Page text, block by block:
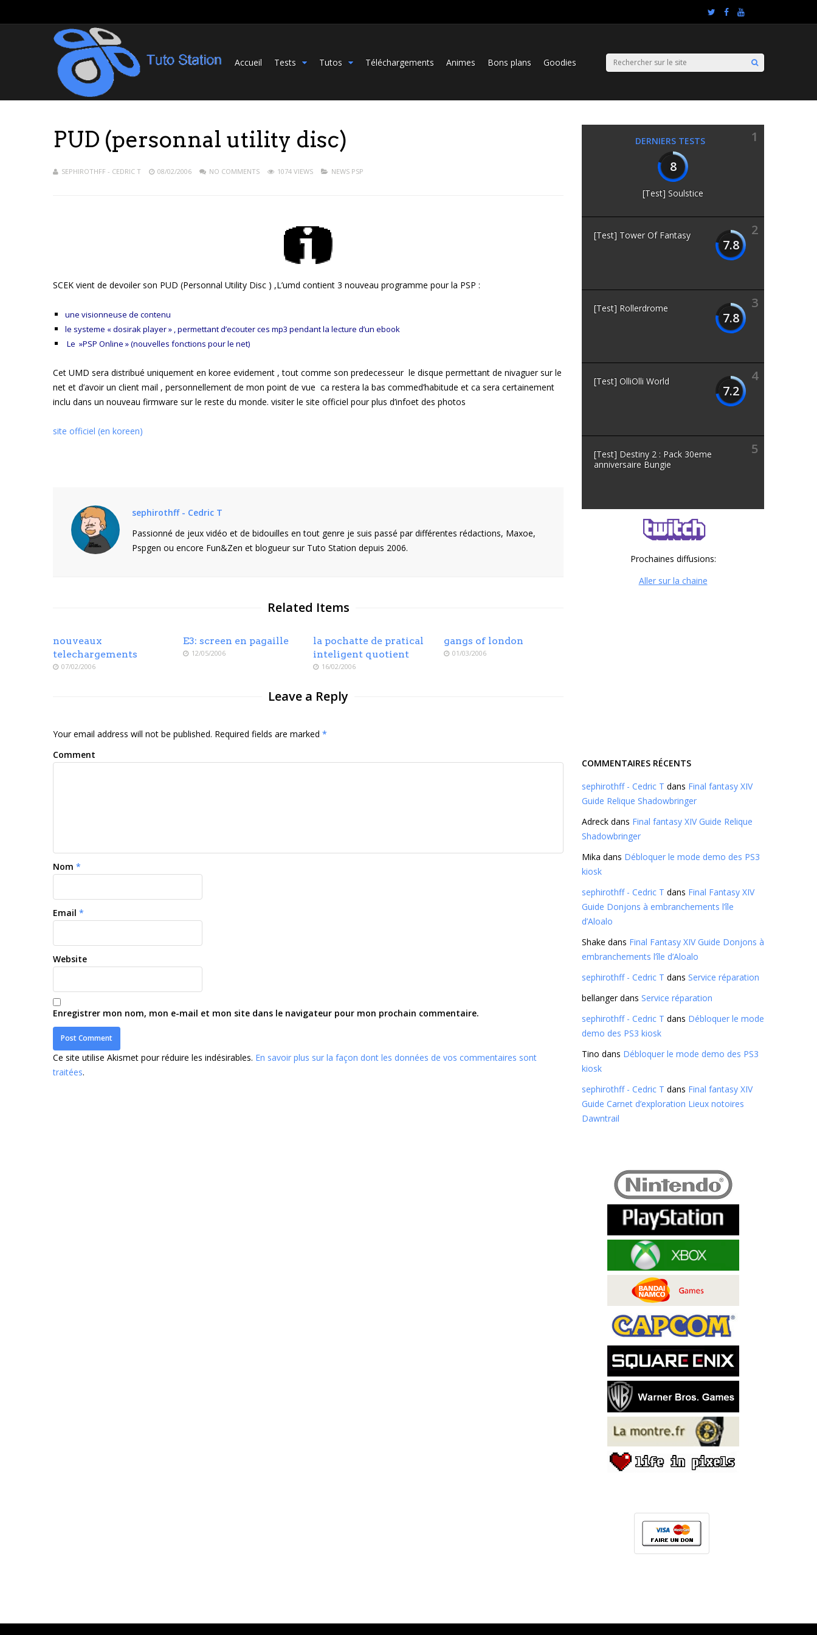
Accueil Tests Tutos Téléchargements Animes Bons plans Goodies
PUD (personnal utility disc)
SEPHIROTHFF - CEDRIC T 08/02/2006 NO COMMENTS 1074 VIEWS NEWS PSP
SCEK vient de devoiler son PUD (Personnal Utility Disc ) ,L’umd contient 3 nouveau programme pour la PSP :
une visionneuse de contenu
le systeme « dosirak player » , permettant d’ecouter ces mp3 pendant la lecture d’un ebook
Le »PSP Online » (nouvelles fonctions pour le net)
Cet UMD sera distribué uniquement en koree evidement , tout comme son predecesseur le disque permettant de nivaguer sur le
net et d’avoir un client mail , personnellement de mon point de vue ca restera la bas commed’habitude et ca sera certainement
inclu dans un nouveau firmware sur le reste du monde. visiter le site officiel pour plus d’infoet des photos
site officiel (en koreen)
sephirothff - Cedric T
Passionné de jeux vidéo et de bidouilles en tout genre je suis passé par différentes rédactions, Maxoe,
Pspgen ou encore Fun&Zen et blogueur sur Tuto Station depuis 2006.
Related Items
nouveaux
telechargements
07/02/2006
E3: screen en pagaille
12/05/2006
la pochatte de pratical
inteligent quotient
16/02/2006
gangs of london
01/03/2006
Leave a Reply
Your email address will not be published. Required fields are marked *
Comment
Nom *
Email *
Website
Enregistrer mon nom, mon e-mail et mon site dans le navigateur pour mon prochain commentaire.
Ce site utilise Akismet pour réduire les indésirables. En savoir plus sur la façon dont les données de vos commentaires sont
traitées.
DERNIERS TESTS
1
8
[Test] Soulstice
2
7.8
[Test] Tower Of Fantasy
3
7.8
[Test] Rollerdrome
4
7.2
[Test] OlliOlli World
5
[Test] Destiny 2 : Pack 30eme
anniversaire Bungie
Prochaines diffusions:
Aller sur la chaine
COMMENTAIRES RÉCENTS
sephirothff - Cedric T dans Final fantasy XIV
Guide Relique Shadowbringer
Adreck dans Final fantasy XIV Guide Relique
Shadowbringer
Mika dans Débloquer le mode demo des PS3
kiosk
sephirothff - Cedric T dans Final Fantasy XIV
Guide Donjons à embranchements l’île
d’Aloalo
Shake dans Final Fantasy XIV Guide Donjons à
embranchements l’île d’Aloalo
sephirothff - Cedric T dans Service réparation
bellangerdans Service réparation
sephirothff - Cedric T dans Débloquer le mode
demo des PS3 kiosk
Tino dans Débloquer le mode demo des PS3
kiosk
sephirothff - Cedric T dans Final fantasy XIV
Guide Carnet d’exploration Lieux notoires
Dawntrail